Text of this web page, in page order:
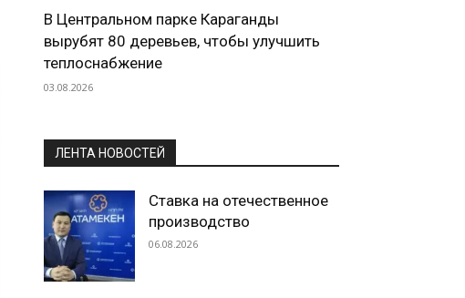
В Центральном парке Караганды
вырубят 80 деревьев, чтобы улучшить
теплоснабжение
03.08.2026
ЛЕНТА НОВОСТЕЙ
Ставка на отечественное
производство
06.08.2026